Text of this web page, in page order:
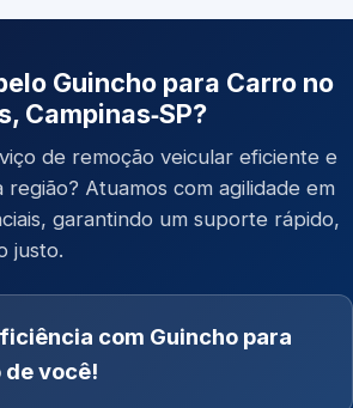
Guincho para Carro no
Campinas‑SP?
de remoção veicular eficiente e
região? Atuamos com agilidade em
garantindo um suporte rápido,
justo.
com Guincho para
você!